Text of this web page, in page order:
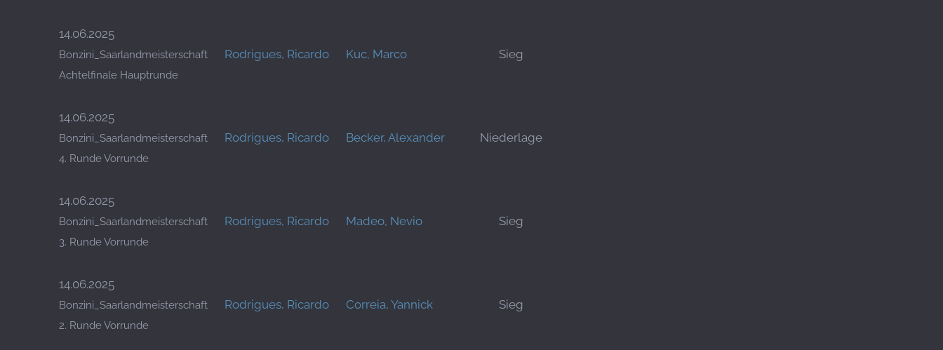
14.06.2025
Bonzini_Saarlandmeisterschaft
Achtelfinale Hauptrunde
Rodrigues, Ricardo Kuc, Marco Sieg
14.06.2025
Bonzini_Saarlandmeisterschaft
4. Runde Vorrunde
Rodrigues, Ricardo Becker, Alexander Niederlage
14.06.2025
Bonzini_Saarlandmeisterschaft
3. Runde Vorrunde
Rodrigues, Ricardo Madeo, Nevio Sieg
14.06.2025
Bonzini_Saarlandmeisterschaft
2. Runde Vorrunde
Rodrigues, Ricardo Correia, Yannick Sieg